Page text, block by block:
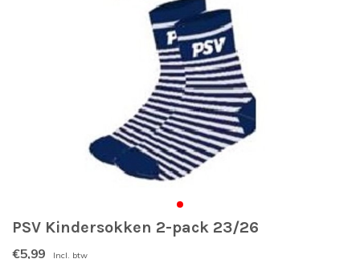
PSV Kindersokken 2-pack 23/26
€5,99 Incl. btw